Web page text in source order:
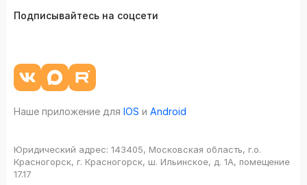
Подписывайтесь на соцсети
Наше приложение для IOS и Android
Юридический адрес: 143405, Московская область, г.о.
Красногорск, г. Красногорск, ш. Ильинское, д. 1А, помещение
17.17